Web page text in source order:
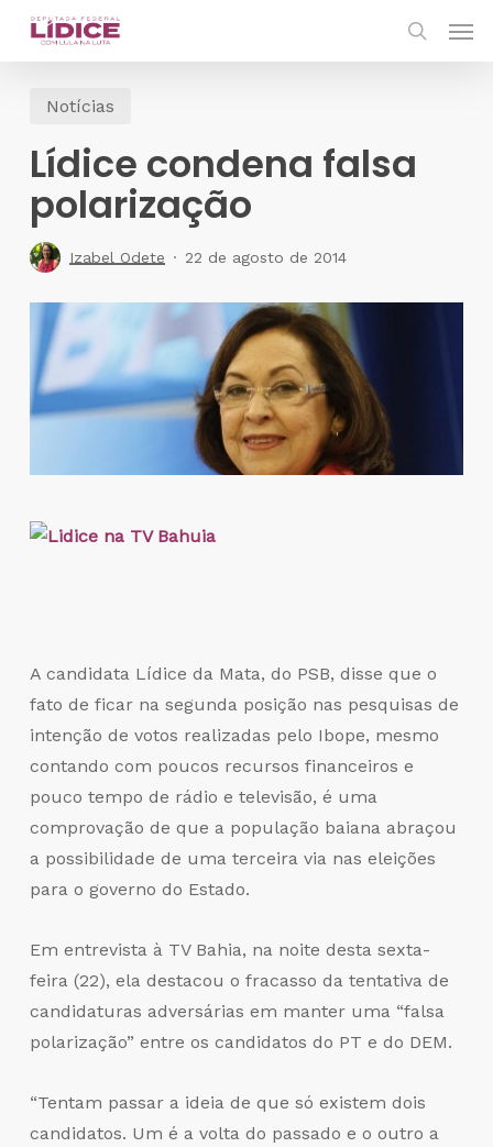
Skip
contentNotícias
Lídice condena falsa
polarização
Izabel Odete 22 de agosto de 2014
A candidata Lídice da Mata, do PSB, disse que o
fato de ficar na segunda posição nas pesquisas de
intenção de votos realizadas pelo Ibope, mesmo
contando com poucos recursos financeiros e
pouco tempo de rádio e televisão, é uma
comprovação de que a população baiana abraçou
a possibilidade de uma terceira via nas eleições
para o governo do Estado.
Em entrevista à TV Bahia, na noite desta sexta-
feira (22), ela destacou o fracasso da tentativa de
candidaturas adversárias em manter uma “falsa
polarização” entre os candidatos do PT e do DEM.
“Tentam passar a ideia de que só existem dois
candidatos. Um é a volta do passado e o outro a